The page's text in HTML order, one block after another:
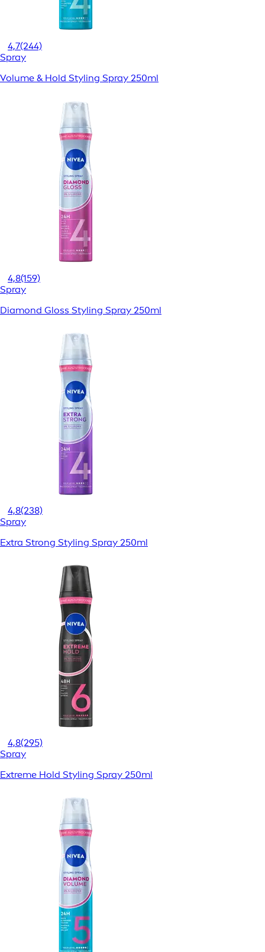
4,7(244)
Spray
Volume & Hold Styling Spray 250ml
4,8(159)
Spray
Diamond Gloss Styling Spray 250ml
4,8(238)
Spray
Extra Strong Styling Spray 250ml
4,8(295)
Spray
Extreme Hold Styling Spray 250ml